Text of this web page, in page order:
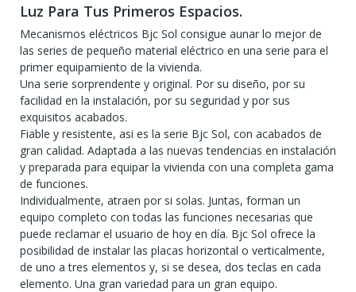
Luz Para Tus Primeros Espacios.
Mecanismos eléctricos Bjc Sol consigue aunar lo mejor de
las series de pequeño material eléctrico en una serie para el
primer equipamiento de la vivienda.
Una serie sorprendente y original. Por su diseño, por su
facilidad en la instalación, por su seguridad y por sus
exquisitos acabados.
Fiable y resistente, asi es la serie Bjc Sol, con acabados de
gran calidad. Adaptada a las nuevas tendencias en instalación
y preparada para equipar la vivienda con una completa gama
de funciones.
Individualmente, atraen por si solas. Juntas, forman un
equipo completo con todas las funciones necesarias que
puede reclamar el usuario de hoy en día. Bjc Sol ofrece la
posibilidad de instalar las placas horizontal o verticalmente,
de uno a tres elementos y, si se desea, dos teclas en cada
elemento. Una gran variedad para un gran equipo.